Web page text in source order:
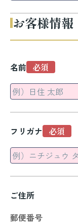
お客様情報
名前
フリガナ
ご住所
郵便番号